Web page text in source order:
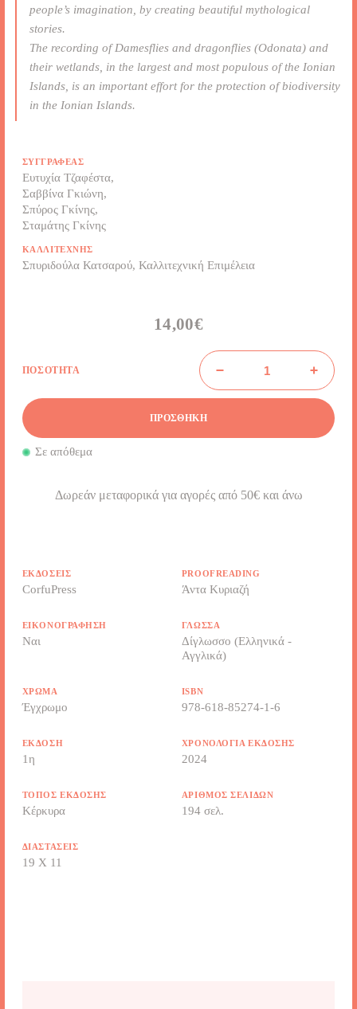
people’s imagination, by creating beautiful mythological
stories.
The recording of Damesflies and dragonflies (Odonata) and
their wetlands, in the largest and most populous of the Ionian
Islands, is an important effort for the protection of biodiversity
in the Ionian Islands.
ΣΥΓΓΡΑΦΈΑΣ
Ευτυχία Τζαφέστα
Σαββίνα Γκιώνη
Σπύρος Γκίνης
Σταμάτης Γκίνης
ΚΑΛΛΙΤΈΧΝΗΣ
Σπυριδούλα Κατσαρού, Καλλιτεχνική Επιμέλεια
14,00€
Σε απόθεμα
ΠΟΣΌΤΗΤΑ
Ιονίων
Νήσων
ΠΡΟΣΘΉΚΗ
Δωρεάν μεταφορικά για αγορές από 50€ και άνω
ΕΚΔΌΣΕΙΣ
CorfuPress
PROOFREADING
Άντα Κυριαζή
ΕΙΚΟΝΟΓΡΆΦΗΣΗ
Ναι
ΓΛΏΣΣΑ
Δίγλωσσο (Ελληνικά -
Αγγλικά)
ΧΡΏΜΑ
Έγχρωμο
ISBN
978-618-85274-1-6
ΈΚΔΟΣΗ
1η
ΧΡΟΝΟΛΟΓΊΑ ΈΚΔΟΣΗΣ
2024
ΤΌΠΟΣ ΈΚΔΟΣΗΣ
Κέρκυρα
ΑΡΙΘΜΌΣ ΣΕΛΊΔΩΝ
194 σελ.
ΔΙΑΣΤΆΣΕΙΣ
19 X 11